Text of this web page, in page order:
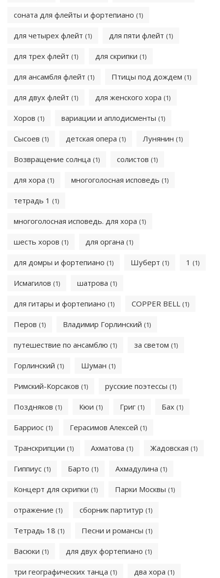
соната для флейты и фортепиано (1)
для четырех флейт (1) для пяти флейт (1)
для трех флейт (1) для скрипки (1)
для ансамбля флейт (1) Птицы под дождем (1)
для двух флейт (1) для женского хора (1)
Хоров (1) вариации и аплодисменты (1)
Сысоев (1) детская опера (1) Лунянин (1)
Возвращение солнца (1) солистов (1)
для хора (1) многоголосная исповедь (1)
тетрадь 1 (1)
многоголосная исповедь. для хора (1)
шесть хоров (1) для органа (1)
для домры и фортепиано (1) Шуберт (1) 1 (1)
Исмагилов (1) шатрова (1)
для гитары и фортепиано (1) COPPER BELL (1)
Перов (1) Владимир Горлинский (1)
путешествие по ансамблю (1) за светом (1)
Горлинский (1) Шуман (1)
Римский-Корсаков (1) русские поэтессы (1)
Поздняков (1) Кюи (1) Григ (1) Бах (1)
Барриос (1) Герасимов Алексей (1)
Транскрипции (1) Ахматова (1) Жадовская (1)
Гиппиус (1) Барто (1) Ахмадулина (1)
Концерт для скрипки (1) Парки Москвы (1)
отражение (1) сборник партитур (1)
Тетрадь 18 (1) Песни и романсы (1)
Васюки (1) для двух фортепиано (1)
три географических танца (1) два хора (1)